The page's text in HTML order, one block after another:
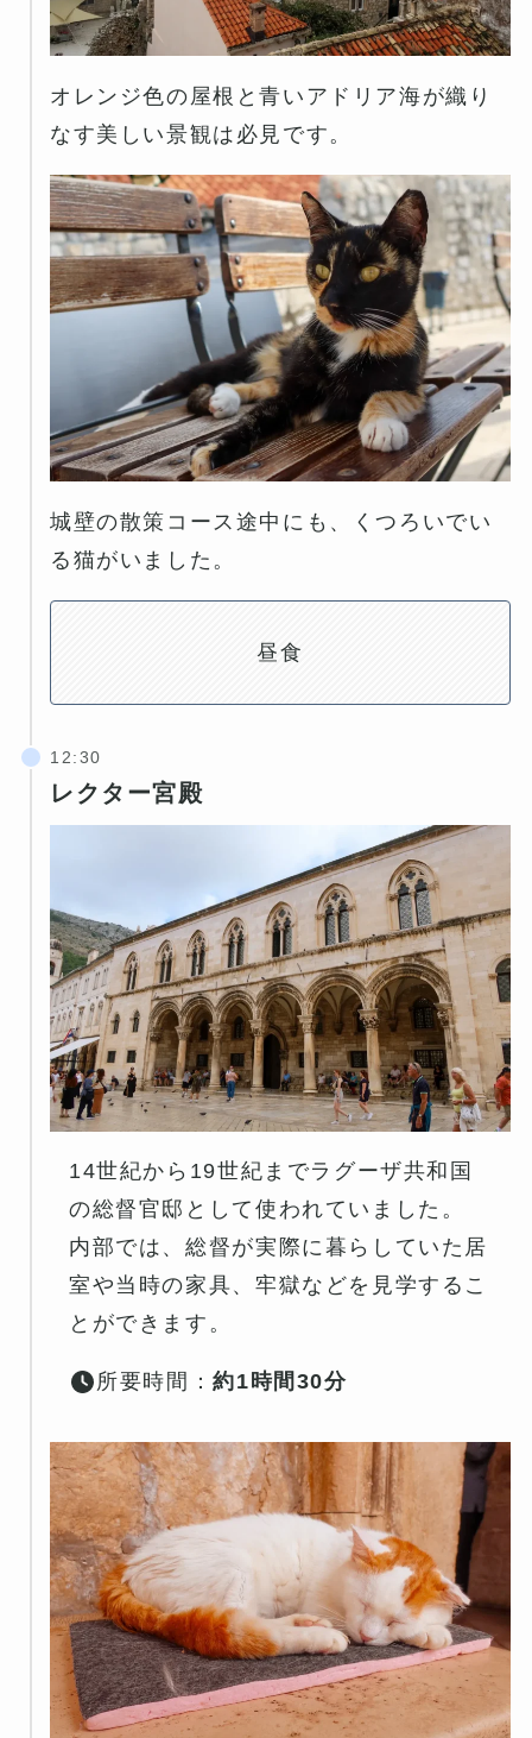
オレンジ色の屋根と青いアドリア海が織り
なす美しい景観は必見です。
城壁の散策コース途中にも、くつろいでい
る猫がいました。
昼食
レクター宮殿
14世紀から19世紀までラグーザ共和国
の総督官邸として使われていました。
内部では、総督が実際に暮らしていた居
室や当時の家具、牢獄などを見学するこ
とができます。
所要時間：約1時間30分